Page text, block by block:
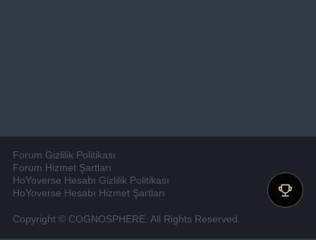
Forum Gizlilik Politikası
Forum Hizmet Şartları
HoYoverse Hesabı Gizlilik Politikası
HoYoverse Hesabı Hizmet Şartları
Copyright © COGNOSPHERE. All Rights Reserved.